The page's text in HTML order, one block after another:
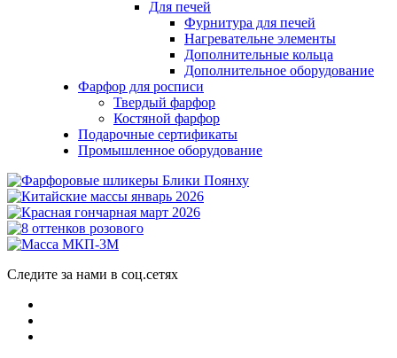
Для печей
Фурнитура для печей
Нагревательне элементы
Дополнительные кольца
Дополнительное оборудование
Фарфор для росписи
Твердый фарфор
Костяной фарфор
Подарочные сертификаты
Промышленное оборудование
Следите за нами в соц.сетях